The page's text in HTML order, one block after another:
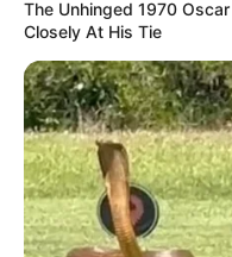
The Unhinged 1970
Closely At His Tie